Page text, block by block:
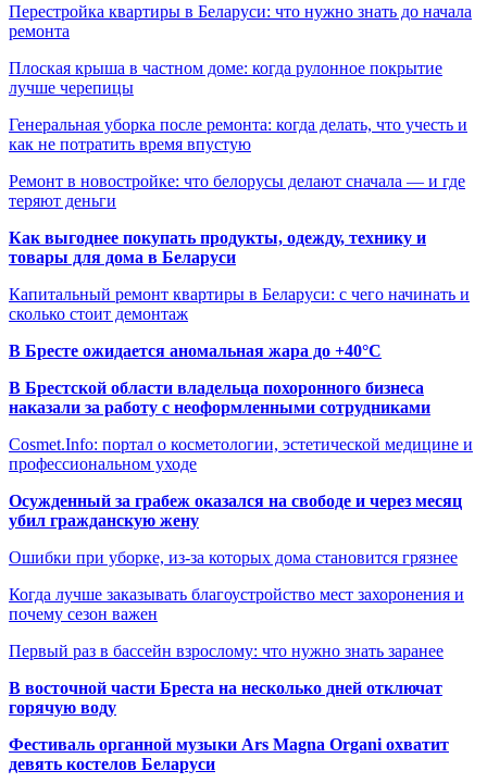
Перестройка квартиры в Беларуси: что нужно знать до начала
ремонта
Плоская крыша в частном доме: когда рулонное покрытие
лучше черепицы
Генеральная уборка после ремонта: когда делать, что учесть и
как не потратить время впустую
Ремонт в новостройке: что белорусы делают сначала — и где
теряют деньги
Как выгоднее покупать продукты, одежду, технику и
товары для дома в Беларуси
Капитальный ремонт квартиры в Беларуси: с чего начинать и
сколько стоит демонтаж
В Бресте ожидается аномальная жара до +40°C
В Брестской области владельца похоронного бизнеса
наказали за работу с неоформленными сотрудниками
Cosmet.Info: портал о косметологии, эстетической медицине и
профессиональном уходе
Осужденный за грабеж оказался на свободе и через месяц
убил гражданскую жену
Ошибки при уборке, из-за которых дома становится грязнее
Когда лучше заказывать благоустройство мест захоронения и
почему сезон важен
Первый раз в бассейн взрослому: что нужно знать заранее
В восточной части Бреста на несколько дней отключат
горячую воду
Фестиваль органной музыки Ars Magna Organi охватит
девять костелов Беларуси